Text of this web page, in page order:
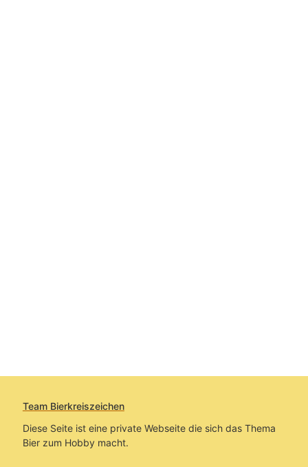
Team Bierkreiszeichen
Diese Seite ist eine private Webseite die sich das Thema
Bier zum Hobby macht.